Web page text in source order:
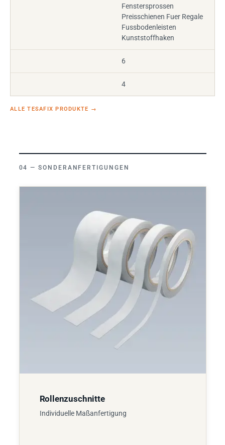
Fenstersprossen
Preisschienen Fuer Regale
Fussbodenleisten
Kunststoffhaken
6
4
ALLE TESAFIX PRODUKTE →
SONDERANFERTIGUNGEN
Rollenzuschnitte
Individuelle Maßanfertigung